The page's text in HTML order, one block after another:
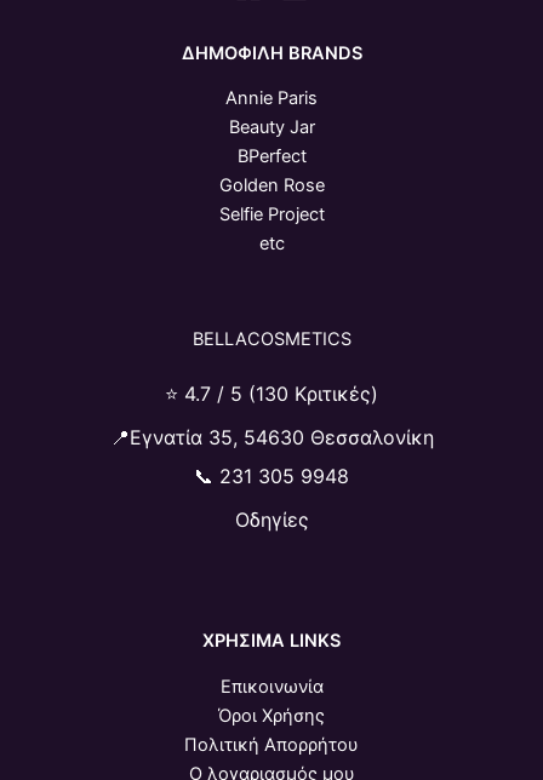
ΔΗΜΟΦΙΛΗ BRANDS
Annie Paris
Beauty Jar
BPerfect
Golden Rose
Selfie Project
etc
BELLACOSMETICS
⭐ 4.7 / 5 (130 Κριτικές)
📍Εγνατία 35, 54630 Θεσσαλονίκη
📞 231 305 9948
Οδηγίες
ΧΡΗΣΙΜΑ LINKS
Επικοινωνία
Όροι Χρήσης
Πολιτική Απορρήτου
Ο λογαριασμός μου